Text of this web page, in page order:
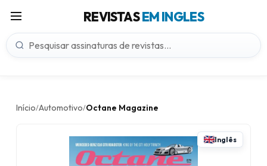
REVISTASEM INGLES
Início/Automotivo/Octane Magazine
Inglês